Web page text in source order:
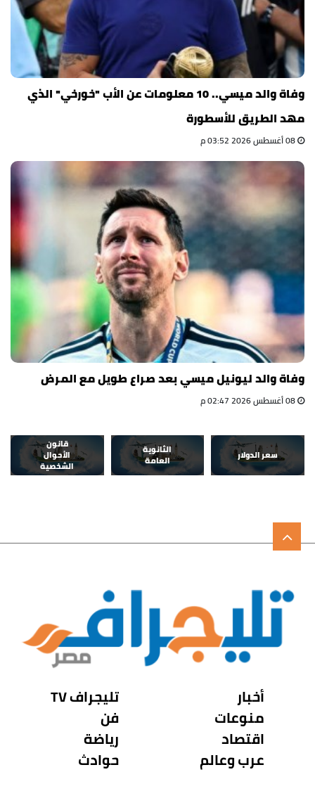
وفاة والد ميسي.. 10 معلومات عن الأب "خورخي" الذي
مهد الطريق للأسطورة
وفاة والد ليونيل ميسي بعد صراع طويل مع المرض
سعر الدولار
الثانوية
العامة
قانون
الأحوال
الشخصية
أخبار
منوعات
اقتصاد
عرب وعالم
تليجراف TV
فن
رياضة
حوادث